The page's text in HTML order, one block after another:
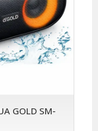
GOLD SM-